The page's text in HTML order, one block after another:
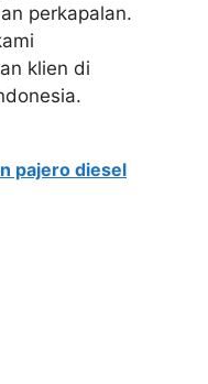
perkapalan.
klien di
pajero diesel